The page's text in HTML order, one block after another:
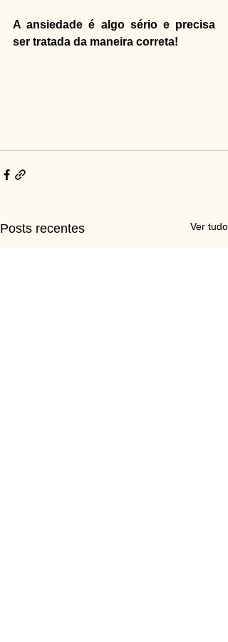
A ansiedade é algo sério e precisa
ser tratada da maneira correta!
Posts recentes Ver tudo